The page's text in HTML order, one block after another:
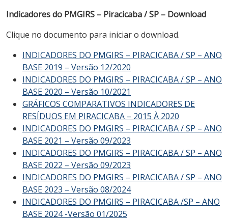
Indicadores do PMGIRS – Piracicaba / SP – Download
Clique no documento para iniciar o download.
INDICADORES DO PMGIRS – PIRACICABA / SP – ANO
BASE 2019 – Versão 12/2020
INDICADORES DO PMGIRS – PIRACICABA / SP – ANO
BASE 2020 – Versão 10/2021
GRÁFICOS COMPARATIVOS INDICADORES DE
RESÍDUOS EM PIRACICABA – 2015 À 2020
INDICADORES DO PMGIRS – PIRACICABA / SP – ANO
BASE 2021 – Versão 09/2023
INDICADORES DO PMGIRS – PIRACICABA / SP – ANO
BASE 2022 – Versão 09/2023
INDICADORES DO PMGIRS – PIRACICABA / SP – ANO
BASE 2023 – Versão 08/2024
INDICADORES DO PMGIRS – PIRACICABA /SP – ANO
BASE 2024 -Versão 01/2025